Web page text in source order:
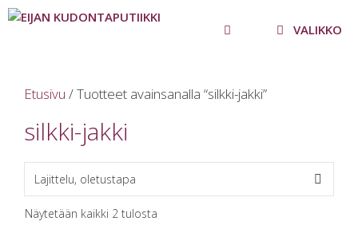
Siirry
sisältöön
VALIKKO
Etusivu / Tuotteet avainsanalla “silkki-jakki”
silkki-jakki
Näytetään kaikki 2 tulosta